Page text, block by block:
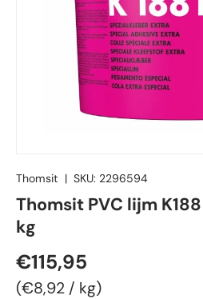
Thomsit | SKU: 2296594
Thomsit PVC lijm
kg
Reguliere prijs
€115,95
Eenheid prijs
€8,92 / kg